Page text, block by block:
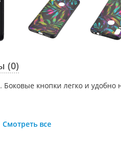
(0)
Боковые кнопки легко и
Смотреть все